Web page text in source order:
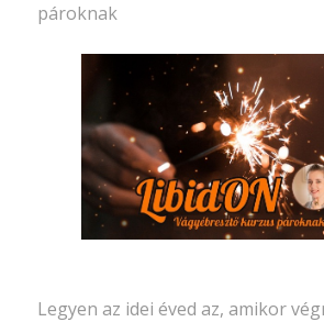
pároknak
Legyen az idei éved az, amikor